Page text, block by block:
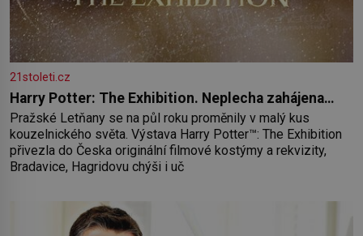
21stoleti.cz
Harry Potter: The Exhibition. Neplecha zahájena…
Pražské Letňany se na půl roku proměnily v malý kus
kouzelnického světa. Výstava Harry Potter™: The Exhibition
přivezla do Česka originální filmové kostýmy a rekvizity,
Bradavice, Hagridovu chýši i uč